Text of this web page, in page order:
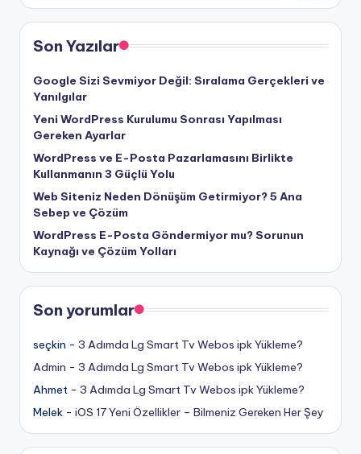
Son Yazılar
Google Sizi Sevmiyor Değil: Sıralama Gerçekleri ve
Yanılgılar
Yeni WordPress Kurulumu Sonrası Yapılması
Gereken Ayarlar
WordPress ve E-Posta Pazarlamasını Birlikte
Kullanmanın 3 Güçlü Yolu
Web Siteniz Neden Dönüşüm Getirmiyor? 5 Ana
Sebep ve Çözüm
WordPress E-Posta Göndermiyor mu? Sorunun
Kaynağı ve Çözüm Yolları
Son yorumlar
seçkin - 3 Adımda Lg Smart Tv Webos ipk Yükleme?
Admin - 3 Adımda Lg Smart Tv Webos ipk Yükleme?
Ahmet - 3 Adımda Lg Smart Tv Webos ipk Yükleme?
Melek - iOS 17 Yeni Özellikler – Bilmeniz Gereken Her Şey